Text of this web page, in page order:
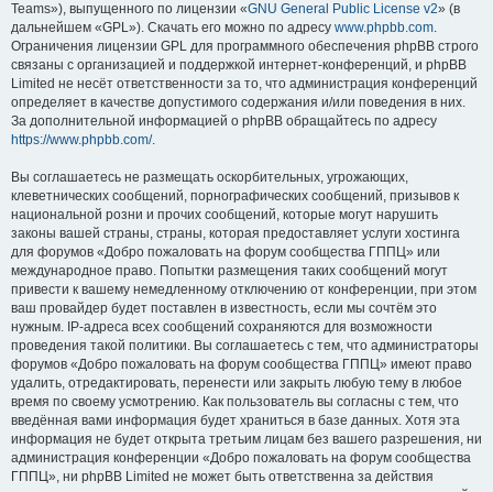
Teams»), выпущенного по лицензии «GNU General Public License v2» (в
дальнейшем «GPL»). Скачать его можно по адресу www.phpbb.com.
Ограничения лицензии GPL для программного обеспечения phpBB строго
связаны с организацией и поддержкой интернет-конференций, и phpBB
Limited не несёт ответственности за то, что администрация конференций
определяет в качестве допустимого содержания и/или поведения в них.
За дополнительной информацией о phpBB обращайтесь по адресу
https://www.phpbb.com/.
Вы соглашаетесь не размещать оскорбительных, угрожающих,
клеветнических сообщений, порнографических сообщений, призывов к
национальной розни и прочих сообщений, которые могут нарушить
законы вашей страны, страны, которая предоставляет услуги хостинга
для форумов «Добро пожаловать на форум сообщества ГППЦ» или
международное право. Попытки размещения таких сообщений могут
привести к вашему немедленному отключению от конференции, при этом
ваш провайдер будет поставлен в известность, если мы сочтём это
нужным. IP-адреса всех сообщений сохраняются для возможности
проведения такой политики. Вы соглашаетесь с тем, что администраторы
форумов «Добро пожаловать на форум сообщества ГППЦ» имеют право
удалить, отредактировать, перенести или закрыть любую тему в любое
время по своему усмотрению. Как пользователь вы согласны с тем, что
введённая вами информация будет храниться в базе данных. Хотя эта
информация не будет открыта третьим лицам без вашего разрешения, ни
администрация конференции «Добро пожаловать на форум сообщества
ГППЦ», ни phpBB Limited не может быть ответственна за действия